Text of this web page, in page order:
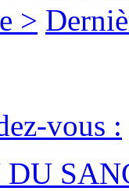
>
vous :
DU